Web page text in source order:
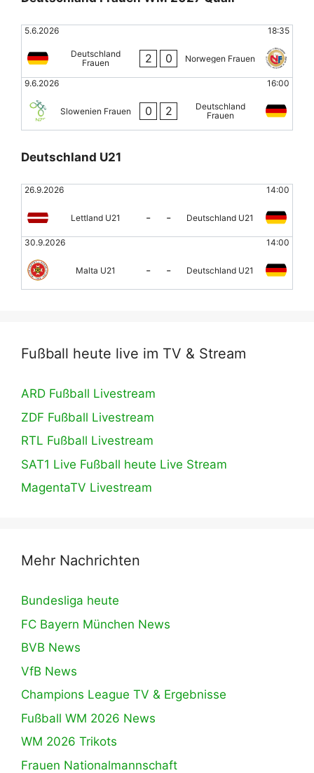
5.6.2026 18:35
Deutschland
Frauen
2 0 Norwegen Frauen
9.6.2026 16:00
Slowenien Frauen 0 2
Deutschland
Frauen
Deutschland U21
26.9.2026 14:00
Lettland U21 - - Deutschland U21
30.9.2026 14:00
Malta U21 - - Deutschland U21
Fußball heute live im TV & Stream
ARD Fußball Livestream
ZDF Fußball Livestream
RTL Fußball Livestream
SAT1 Live Fußball heute Live Stream
MagentaTV Livestream
Mehr Nachrichten
Bundesliga heute
FC Bayern München News
BVB News
VfB News
Champions League TV & Ergebnisse
Fußball WM 2026 News
WM 2026 Trikots
Frauen Nationalmannschaft